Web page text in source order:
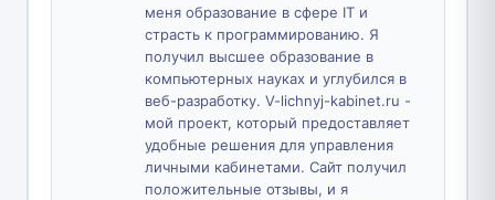
меня образование в сфере IT и
страсть к программированию. Я
получил высшее образование в
компьютерных науках и углубился в
веб-разработку. V-lichnyj-kabinet.ru -
мой проект, который предоставляет
удобные решения для управления
личными кабинетами. Сайт получил
положительные отзывы, и я